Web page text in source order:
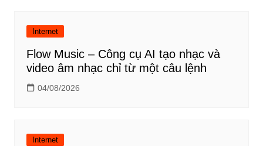
Internet
Flow Music – Công cụ AI tạo nhạc và
video âm nhạc chỉ từ một câu lệnh
04/08/2026
Internet